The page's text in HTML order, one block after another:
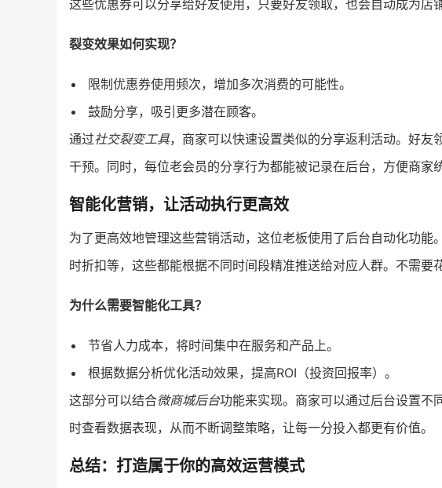
这些优惠券可以分享给好友使用，只要好友领取，也会自动成为店
裂变效果如何实现？
限制优惠券使用频次，增加多次消费的可能性。
鼓励分享，吸引更多潜在顾客。
通过社交裂变工具，商家可以快速设置类似的分享返利活动。好
干预。同时，每位老会员的分享行为都能被记录在后台，方便商家
智能化营销，让活动执行更高效
为了更高效地管理这些营销活动，这位老板使用了后台自动化功
时折扣等，这些都能根据不同时间段精准推送给对应人群。不需要
为什么需要智能化工具？
节省人力成本，将时间集中在服务和产品上。
根据数据分析优化活动效果，提高ROI（投资回报率）。
这部分可以结合微商城后台功能来实现。商家可以通过后台设置不
时查看数据表现，从而不断调整策略，让每一分投入都更有价值。
总结：打造属于你的高效运营模式